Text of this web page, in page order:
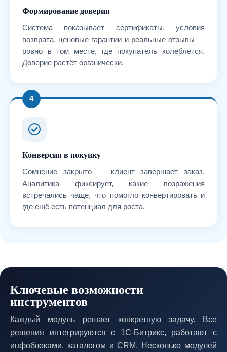
Формирование доверия
Система показывает сертификаты, условия
возврата, ценовые гарантии и реальные отзывы —
ровно в том месте, где покупатель колеблется.
Доверие растёт органически.
4
Конверсия в покупку
Сомнение закрыто — клиент завершает заказ.
Аналитика фиксирует, какие возражения
встречались чаще, что помогло конвертировать и
где ещё есть потенциал для роста.
Ключевые возможности
инструментов
Каждый модуль решает конкретную задачу. Все
решения интегрируются с 1С-Битрикс, работают с
инфоблоками, каталогом и CRM. Несколько модулей